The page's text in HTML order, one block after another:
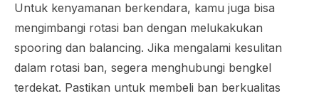
Untuk kenyamanan berkendara, kamu juga bisa
mengimbangi rotasi ban dengan melukakukan
spooring dan balancing. Jika mengalami kesulitan
dalam rotasi ban, segera menghubungi bengkel
terdekat. Pastikan untuk membeli ban berkualitas